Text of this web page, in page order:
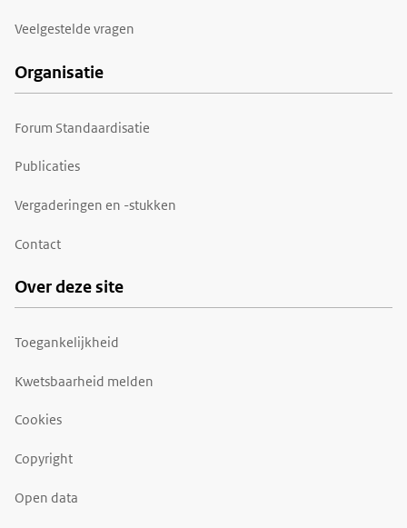
Veelgestelde vragen
Organisatie
Forum Standaardisatie
Publicaties
Vergaderingen en -stukken
Contact
Over deze site
Toegankelijkheid
Kwetsbaarheid melden
Cookies
Copyright
Open data